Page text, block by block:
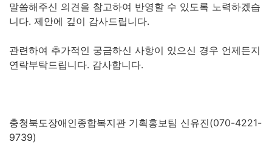
말씀해주신 의견을 참고하여 반영할 수 있도록 노력하겠습
니다. 제안에 깊이 감사드립니다.
관련하여 추가적인 궁금하신 사항이 있으신 경우 언제든지
연락부탁드립니다. 감사합니다.
충청북도장애인종합복지관 기획홍보팀 신유진(070-4221-
9739)